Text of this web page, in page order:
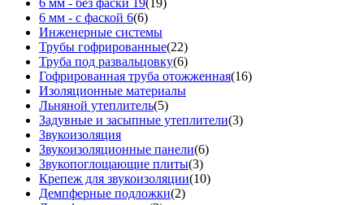
6 мм - без фаски 19(19)
6 мм - с фаской 6(6)
Инженерные системы
Трубы гофрированные(22)
Труба под развальцовку(6)
Гофрированная труба отожженная(16)
Изоляционные материалы
Льняной утеплитель(5)
Задувные и засыпные утеплители(3)
Звукоизоляция
Звукоизоляционные панели(6)
Звукопоглощающие плиты(3)
Крепеж для звукоизоляции(10)
Демпферные подложки(2)